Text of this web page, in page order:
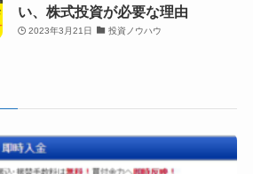
い、株式投資が必要な理由
2023年3月21日 投資ノウハウ